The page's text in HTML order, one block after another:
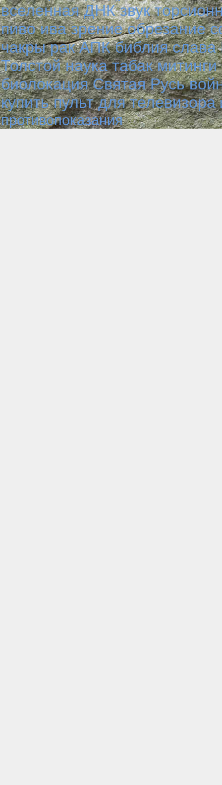
вселенная ДНК звук
пиво ива зрение обрезание
чакры рак АПК библия слава
Толстой наука табак митинги
биолокация Святая Русь
купить пульт для телевизора
противопоказания